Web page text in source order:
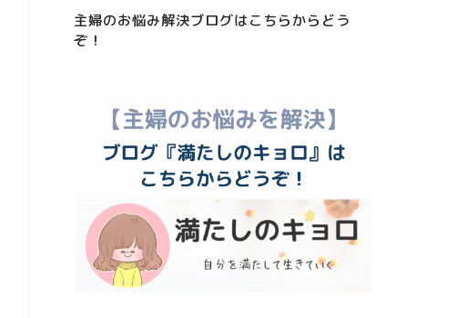
主婦のお悩み解決ブログはこちらからどう
ぞ！